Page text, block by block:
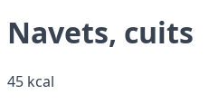
Navets, cuits
45 kcal